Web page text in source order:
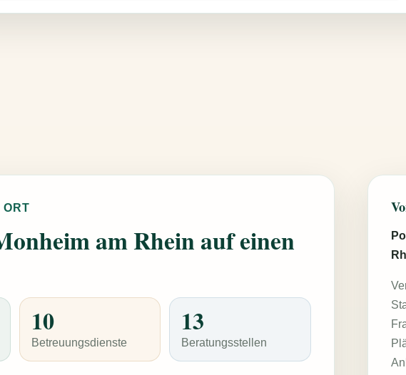
am Rhein auf einen
10
Betreuungsdienste
13
Beratungsstellen